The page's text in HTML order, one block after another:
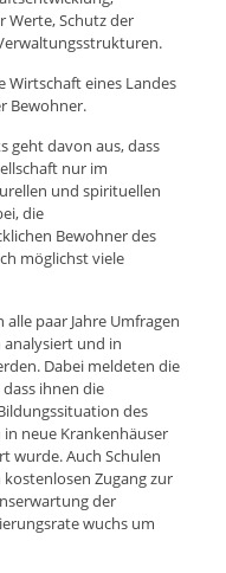
Werte, Schutz der
Wirtschaft eines Landes
Bewohner.
geht davon aus, dass
nur im
und spirituellen
die
Bewohner des
möglichst viele
paar Jahre Umfragen
und in
Dabei meldeten die
ihnen die
des
neue Krankenhäuser
wurde. Auch Schulen
Zugang zur
der
wuchs um